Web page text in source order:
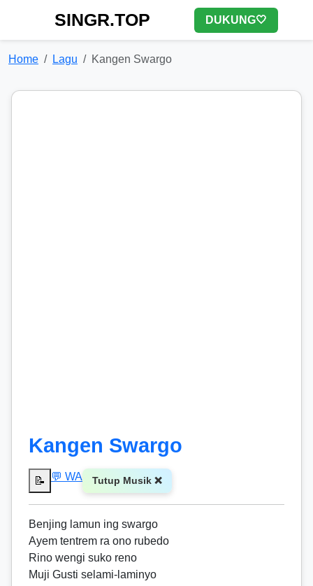
SINGR.TOP DUKUNG🤍
Home Lagu Kangen Swargo
Kangen Swargo
📝 💬 WA Tutup Musik ❌
Benjing lamun ing swargo
Ayem tentrem ra ono rubedo
Rino wengi suko reno
Muji Gusti selami-laminyo